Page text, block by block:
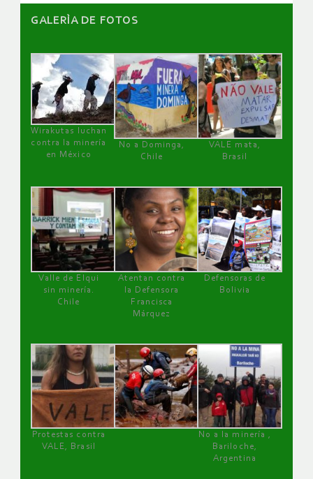
GALERÌA DE FOTOS
Wirakutas luchan
contra la minería
en México
No a Dominga,
Chile
VALE mata,
Brasil
Valle de Elqui
sin minería.
Chile
Atentan contra
la Defensora
Francisca
Márquez
Defensoras de
Bolivia
Protestas contra
VALE, Brasil
No a la minería ,
Bariloche,
Argentina